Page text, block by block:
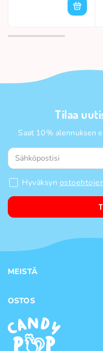
Tilaa
Saat 10% alennuksen
Hyväksyn
MEISTÄ
Kanta-asiakasohjelma
Tuotemerkit
OSTOS
Maksutavat
Toimitustavat